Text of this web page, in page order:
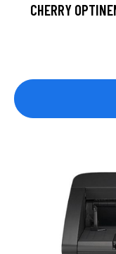
CHERRY